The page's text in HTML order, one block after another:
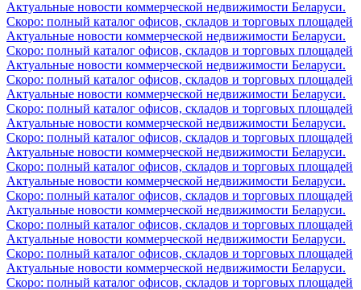
Актуальные новости коммерческой недвижимости Беларуси.
Скоро: полный каталог офисов, складов и торговых площадей
Актуальные новости коммерческой недвижимости Беларуси.
Скоро: полный каталог офисов, складов и торговых площадей
Актуальные новости коммерческой недвижимости Беларуси.
Скоро: полный каталог офисов, складов и торговых площадей
Актуальные новости коммерческой недвижимости Беларуси.
Скоро: полный каталог офисов, складов и торговых площадей
Актуальные новости коммерческой недвижимости Беларуси.
Скоро: полный каталог офисов, складов и торговых площадей
Актуальные новости коммерческой недвижимости Беларуси.
Скоро: полный каталог офисов, складов и торговых площадей
Актуальные новости коммерческой недвижимости Беларуси.
Скоро: полный каталог офисов, складов и торговых площадей
Актуальные новости коммерческой недвижимости Беларуси.
Скоро: полный каталог офисов, складов и торговых площадей
Актуальные новости коммерческой недвижимости Беларуси.
Скоро: полный каталог офисов, складов и торговых площадей
Актуальные новости коммерческой недвижимости Беларуси.
Скоро: полный каталог офисов, складов и торговых площадей